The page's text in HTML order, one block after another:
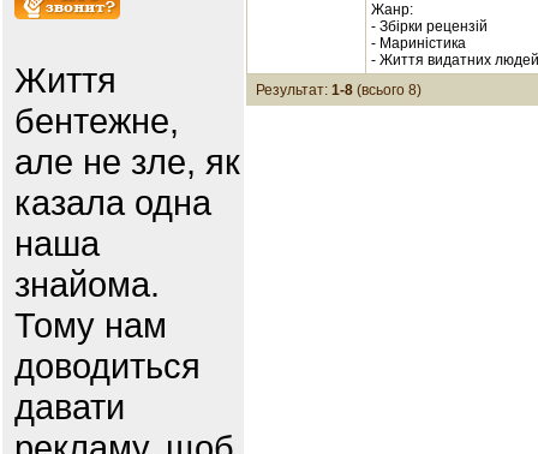
Життя
бентежне,
але не зле, як
казала одна
наша
знайома.
Тому нам
доводиться
давати
Жанр:
- Збірки рецензій
- Мариністика
- Життя видатних людей
Результат: 1-8 (всього 8)